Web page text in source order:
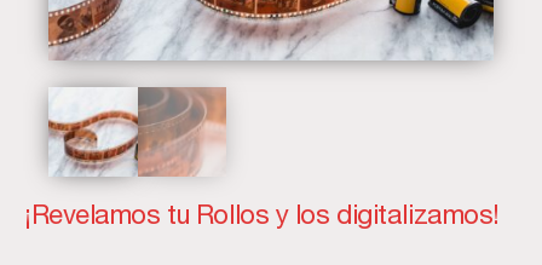
¡Revelamos tu Rollos y los digitalizamos!